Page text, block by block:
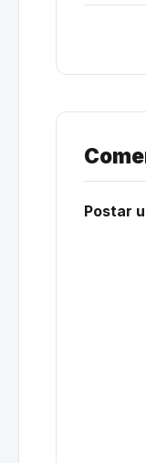
Postar